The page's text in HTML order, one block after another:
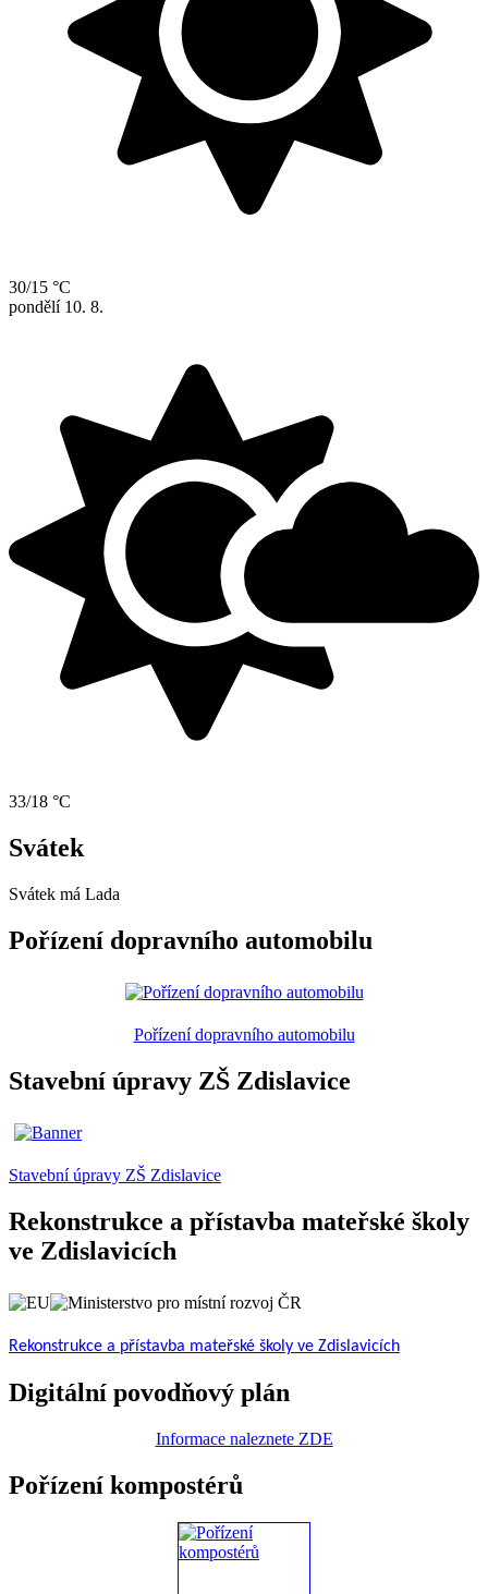
30/15 °C
pondělí 10. 8.
33/18 °C
Svátek
Svátek má Lada
Pořízení dopravního automobilu
Pořízení dopravního automobilu
Stavební úpravy ZŠ Zdislavice
Stavební úpravy ZŠ Zdislavice
Rekonstrukce a přístavba mateřské školy
ve Zdislavicích
Rekonstrukce a přístavba mateřské školy ve Zdislavicích
Digitální povodňový plán
Informace naleznete ZDE
Pořízení kompostérů